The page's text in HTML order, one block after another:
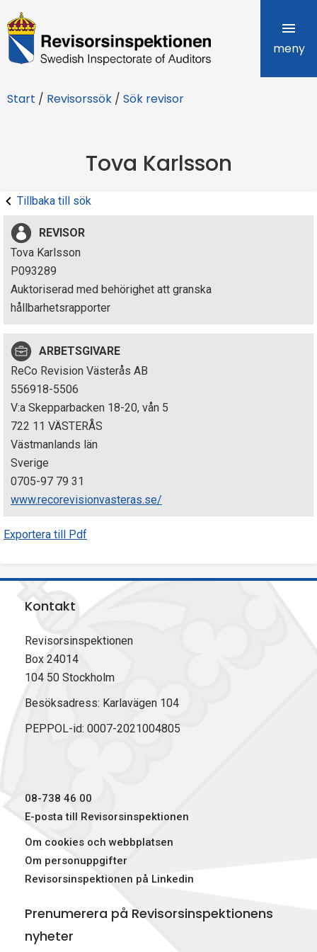
R
e
i
r
s
i
n
s
p
e
k
t
i
o
n
e
meny
Start / Revisorssök / Sök revisor
Tova Karlsson
Tillbaka till sök
REVISOR
Tova Karlsson
P093289
Auktoriserad med behörighet att granska
hållbarhetsrapporter
ARBETSGIVARE
ReCo Revision Västerås AB
556918-5506
V:a Skepparbacken 18-20, vån 5
722 11 VÄSTERÅS
Västmanlands län
Sverige
0705-97 79 31
www.recorevisionvasteras.se/
Exportera till Pdf
Kontakt
Revisorsinspektionen
Box 24014
104 50 Stockholm
Besöksadress: Karlavägen 104
PEPPOL-id: 0007-2021004805
08-738 46 00
E-posta till Revisorsinspektionen
Om cookies och webbplatsen
Om personuppgifter
Revisorsinspektionen på Linkedin
Prenumerera på Revisorsinspektionens
nyheter